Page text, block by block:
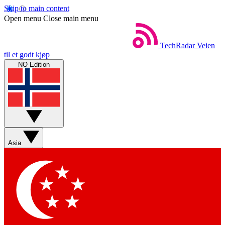
Skip to main content
Open menu Close main menu
TechRadar Veien
til et godt kjøp
NO Edition
Asia